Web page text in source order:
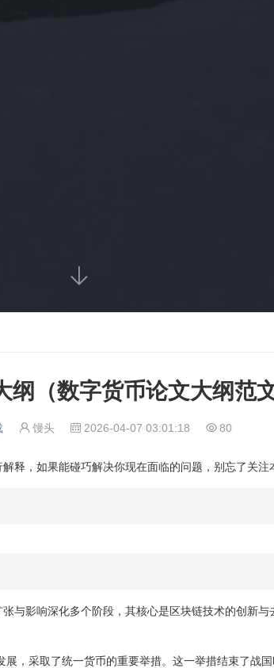

纲（数字货币论文大纲范文
 馒头  2026-04-07 03:01:18  80
释，如果能碰巧解决你现在面临的问题，别忘了关注
与影响深化多个阶段，其核心是区块链技术的创新
，采取了统一货币的重要举措。这一举措结束了战